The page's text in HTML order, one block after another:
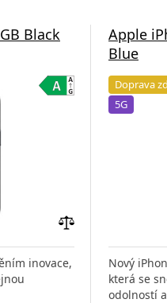
Black
porovnání
inovace,
Apple
Blue
Doprava
5G
Nový
která se
odolností a